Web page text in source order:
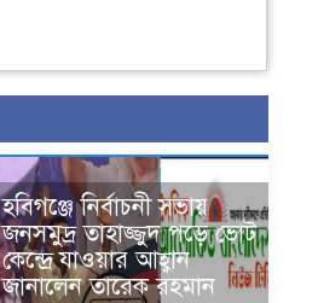
হবিগঞ্জে নির্বাচনী সভায়
জনসমুদ্র তাহাজ্জুদ পড়ে ভোট
কেন্দ্রে যাওয়ার আহ্বান
জানালেন তারেক রহমান